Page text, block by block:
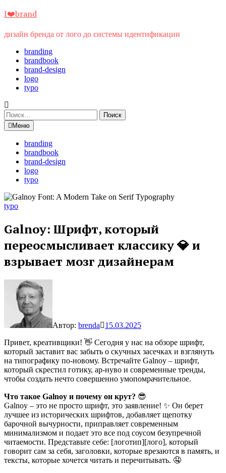
Перейти
содержимому
I❤️brand
дизайн бренда от лого до системы идентификации
branding
brandbook
brand-design
logo
typo
Найти:
Меню
branding
brandbook
brand-design
logo
typo
typo
Galnoy: Шрифт, который
переосмысливает классику 💎 и
взрывает мозг дизайнерам
Автор: brenda
15.03.2025
Привет, креативщики! 👋 Сегодня у нас на обзоре шрифт,
который заставит вас забыть о скучных засечках и взглянуть
на типографику по-новому. Встречайте Galnoy – шрифт,
который скрестил готику, ар-нуво и современные тренды,
чтобы создать нечто совершенно умопомрачительное.
Что такое Galnoy и почему он крут? 😎
Galnoy – это не просто шрифт, это заявление! ✨ Он берет
лучшее из исторических шрифтов, добавляет щепотку
барочной вычурности, приправляет современным
минимализмом и подает это все под соусом безупречной
читаемости. Представьте себе: [логотип][лого], который
говорит сам за себя, заголовки, которые врезаются в память, и
тексты, которые хочется читать и перечитывать. 🤤